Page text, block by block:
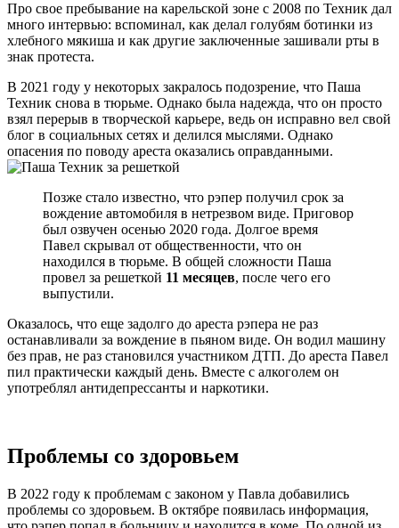
Про свое пребывание на карельской зоне с 2008 по Техник дал
много интервью: вспоминал, как делал голубям ботинки из
хлебного мякиша и как другие заключенные зашивали рты в
знак протеста.
В 2021 году у некоторых закралось подозрение, что Паша
Техник снова в тюрьме. Однако была надежда, что он просто
взял перерыв в творческой карьере, ведь он исправно вел свой
блог в социальных сетях и делился мыслями. Однако
опасения по поводу ареста оказались оправданными.
Позже стало известно, что рэпер получил срок за
вождение автомобиля в нетрезвом виде. Приговор
был озвучен осенью 2020 года. Долгое время
Павел скрывал от общественности, что он
находился в тюрьме. В общей сложности Паша
провел за решеткой 11 месяцев, после чего его
выпустили.
Оказалось, что еще задолго до ареста рэпера не раз
останавливали за вождение в пьяном виде. Он водил машину
без прав, не раз становился участником ДТП. До ареста Павел
пил практически каждый день. Вместе с алкоголем он
употреблял антидепрессанты и наркотики.
Проблемы со здоровьем
В 2022 году к проблемам с законом у Павла добавились
проблемы со здоровьем. В октябре появилась информация,